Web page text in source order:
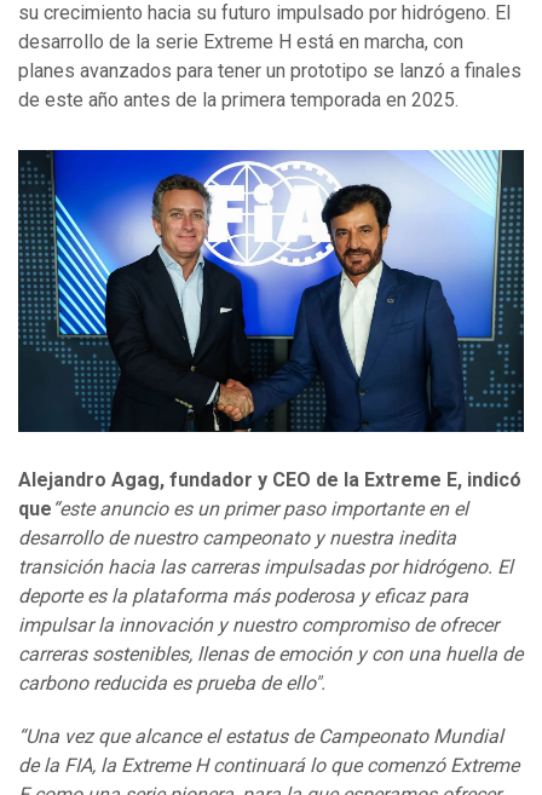
su crecimiento hacia su futuro impulsado por hidrógeno. El
desarrollo de la serie Extreme H está en marcha, con
planes avanzados para tener un prototipo se lanzó a finales
de este año antes de la primera temporada en 2025.
Alejandro Agag, fundador y CEO de la Extreme E, indicó
que “este anuncio es un primer paso importante en el
desarrollo de nuestro campeonato y nuestra inedita
transición hacia las carreras impulsadas por hidrógeno. El
deporte es la plataforma más poderosa y eficaz para
impulsar la innovación y nuestro compromiso de ofrecer
carreras sostenibles, llenas de emoción y con una huella de
carbono reducida es prueba de ello".
“Una vez que alcance el estatus de Campeonato Mundial
de la FIA, la Extreme H continuará lo que comenzó Extreme